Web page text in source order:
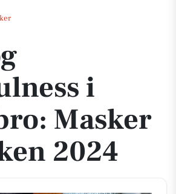
i Bredebro: Masker i Marsken 2024
i
Masker
2024